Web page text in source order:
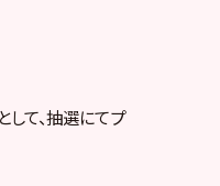
て、抽選にてプ